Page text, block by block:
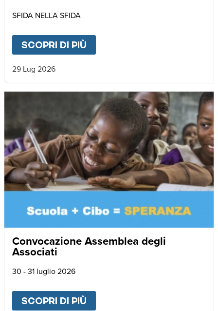
SFIDA NELLA SFIDA
SCOPRI DI PIÙ
29 Lug 2026
Convocazione Assemblea degli
Associati
30 - 31 luglio 2026
SCOPRI DI PIÙ